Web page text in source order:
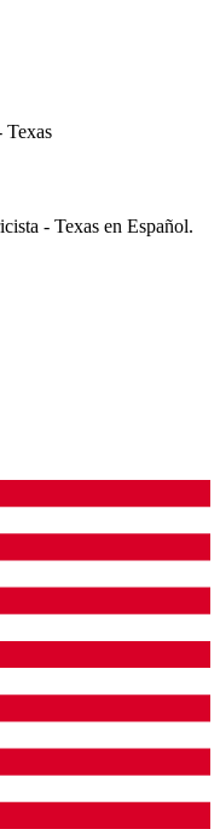
Texas
- Texas en Español.